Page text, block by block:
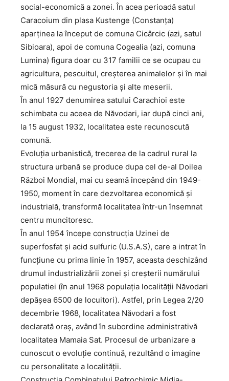
social-economică a zonei. În acea perioadă satul
Caracoium din plasa Kustenge (Constanța)
aparținea la început de comuna Cicârcic (azi, satul
Sibioara), apoi de comuna Cogealia (azi, comuna
Lumina) figura doar cu 317 familii ce se ocupau cu
agricultura, pescuitul, creșterea animalelor și în mai
mică măsură cu negustoria și alte meserii.
În anul 1927 denumirea satului Carachioi este
schimbata cu aceea de Năvodari, iar după cinci ani,
la 15 august 1932, localitatea este recunoscută
comună.
Evoluția urbanistică, trecerea de la cadrul rural la
structura urbană se produce dupa cel de-al Doilea
Război Mondial, mai cu seamă începând din 1949-
1950, moment în care dezvoltarea economică și
industrială, transformă localitatea într-un însemnat
centru muncitoresc.
În anul 1954 începe construcția Uzinei de
superfosfat și acid sulfuric (U.S.A.S), care a intrat în
funcțiune cu prima linie în 1957, aceasta deschizând
drumul industrializării zonei și creșterii numărului
populatiei (în anul 1968 populația localității Năvodari
depășea 6500 de locuitori). Astfel, prin Legea 2/20
decembrie 1968, localitatea Năvodari a fost
declarată oraș, având în subordine administrativă
localitatea Mamaia Sat. Procesul de urbanizare a
cunoscut o evoluție continuă, rezultând o imagine
cu personalitate a localității.